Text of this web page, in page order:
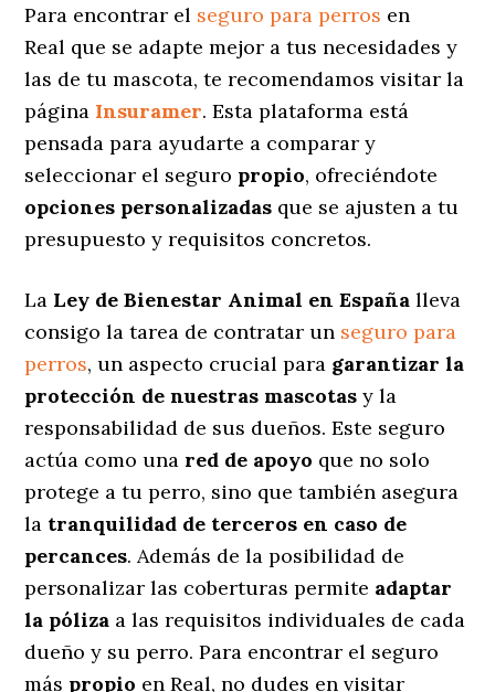
Para encontrar el seguro para perros en
Real que se adapte mejor a tus necesidades y
las de tu mascota, te recomendamos visitar la
página Insuramer. Esta plataforma está
pensada para ayudarte a comparar y
seleccionar el seguro propio, ofreciéndote
opciones personalizadas que se ajusten a tu
presupuesto y requisitos concretos.
La Ley de Bienestar Animal en España lleva
consigo la tarea de contratar un seguro para
perros, un aspecto crucial para garantizar la
protección de nuestras mascotas y la
responsabilidad de sus dueños. Este seguro
actúa como una red de apoyo que no solo
protege a tu perro, sino que también asegura
la tranquilidad de terceros en caso de
percances. Además de la posibilidad de
personalizar las coberturas permite adaptar
la póliza a las requisitos individuales de cada
dueño y su perro. Para encontrar el seguro
más propio en Real, no dudes en visitar